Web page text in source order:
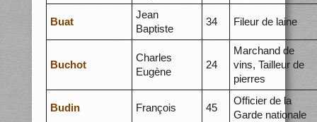
Buat
Jean
Baptiste
34 Fileur de laine
Buchot
Charles
Eugène
24
Marchand de
vins, Tailleur de
pierres
Budin François 45
Officier de la
Garde nationale